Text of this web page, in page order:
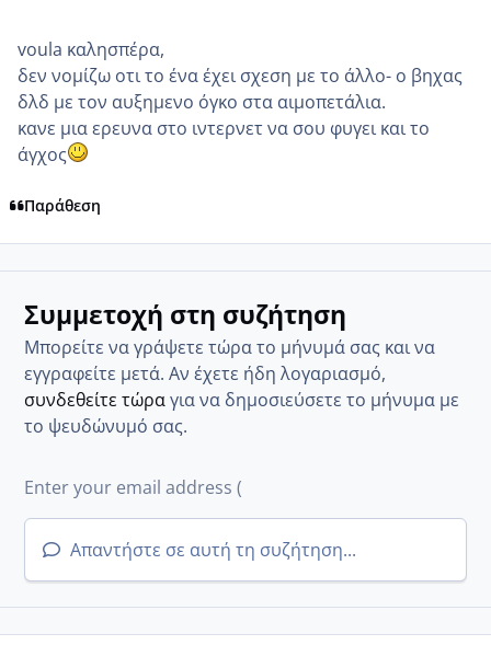
voula καλησπέρα,
δεν νομίζω οτι το ένα έχει σχεση με το άλλο- ο βηχας
δλδ με τον αυξημενο όγκο στα αιμοπετάλια.
κανε μια ερευνα στο ιντερνετ να σου φυγει και το
άγχος
Παράθεση
Συμμετοχή στη συζήτηση
Μπορείτε να γράψετε τώρα το μήνυμά σας και να
εγγραφείτε μετά. Αν έχετε ήδη λογαριασμό,
συνδεθείτε τώραγια να δημοσιεύσετε το μήνυμα με
το ψευδώνυμό σας.
Απαντήστε σε αυτή τη συζήτηση...